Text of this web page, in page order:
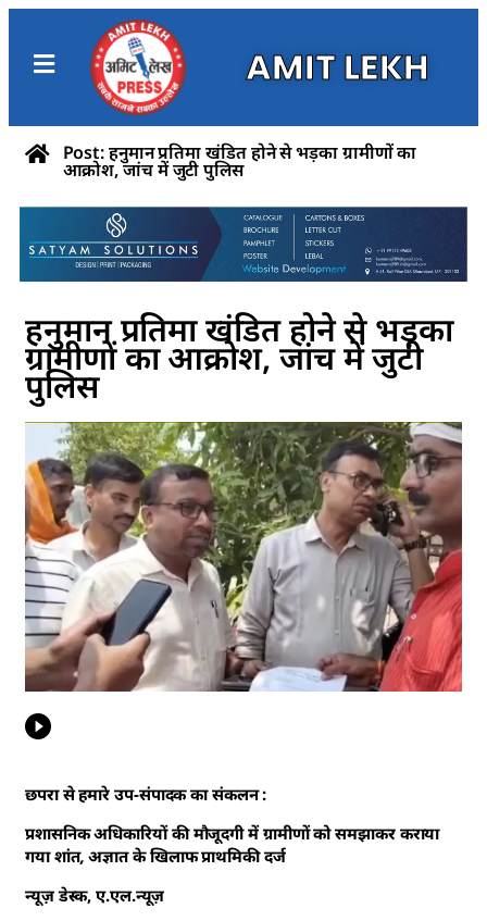
AMIT LEKH
Post: हनुमान प्रतिमा खंडित होने से भड़का ग्रामीणों का
आक्रोश, जांच में जुटी पुलिस
हनुमान प्रतिमा खंडित होने से भड़का
ग्रामीणों का आक्रोश, जांच में जुटी
पुलिस
छपरा से हमारे उप-संपादक का संकलन :
प्रशासनिक अधिकारियों की मौजूदगी में ग्रामीणों को समझाकर कराया
गया शांत, अज्ञात के खिलाफ प्राथमिकी दर्ज
न्यूज़ डेस्क, ए.एल.न्यूज़